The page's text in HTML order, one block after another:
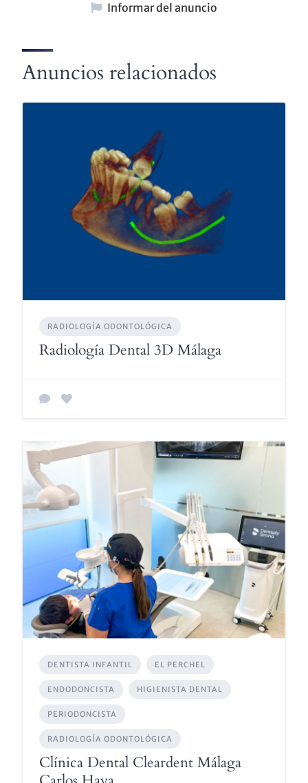
Informar del anuncio
Anuncios relacionados
RADIOLOGÍA ODONTOLÓGICA
Radiología Dental 3D Málaga
DENTISTA INFANTIL EL PERCHEL
ENDODONCISTA HIGIENISTA DENTAL
PERIODONCISTA
RADIOLOGÍA ODONTOLÓGICA
Clínica Dental Cleardent Málaga